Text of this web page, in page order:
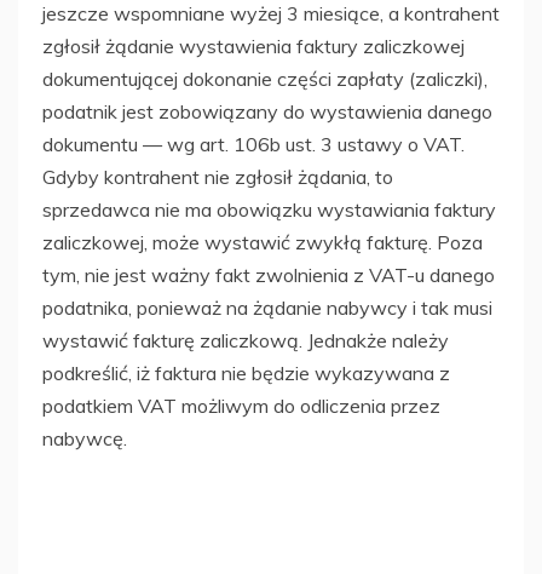
jeszcze wspomniane wyżej 3 miesiące, a kontrahent
zgłosił żądanie wystawienia faktury zaliczkowej
dokumentującej dokonanie części zapłaty (zaliczki),
podatnik jest zobowiązany do wystawienia danego
dokumentu — wg art. 106b ust. 3 ustawy o VAT.
Gdyby kontrahent nie zgłosił żądania, to
sprzedawca nie ma obowiązku wystawiania faktury
zaliczkowej, może wystawić zwykłą fakturę. Poza
tym, nie jest ważny fakt zwolnienia z VAT-u danego
podatnika, ponieważ na żądanie nabywcy i tak musi
wystawić fakturę zaliczkową. Jednakże należy
podkreślić, iż faktura nie będzie wykazywana z
podatkiem VAT możliwym do odliczenia przez
nabywcę.